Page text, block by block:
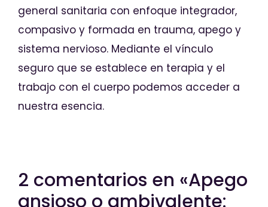
general sanitaria con enfoque integrador,
compasivo y formada en trauma, apego y
sistema nervioso. Mediante el vínculo
seguro que se establece en terapia y el
trabajo con el cuerpo podemos acceder a
nuestra esencia.
2 comentarios en «Apego
ansioso o ambivalente: